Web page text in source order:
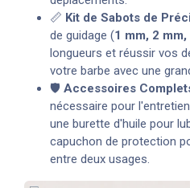
📏 Kit de Sabots de
de guidage (1 mm, 2
longueurs et réussir vos
votre barbe avec une
🛡️ Accessoires
nécessaire pour
une burette d'huile pour
capuchon de protection
entre deux usages.